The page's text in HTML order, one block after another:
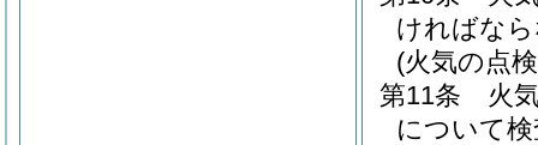
ければな
(火気の点
第11条
火
について